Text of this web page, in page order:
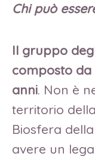
Chi può
Il gruppo
composto da
anni. Non è
territorio
Biosfera
avere un